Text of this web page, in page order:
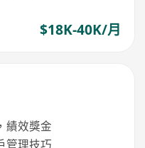
$18K-40K/月
績效獎金
管理技巧